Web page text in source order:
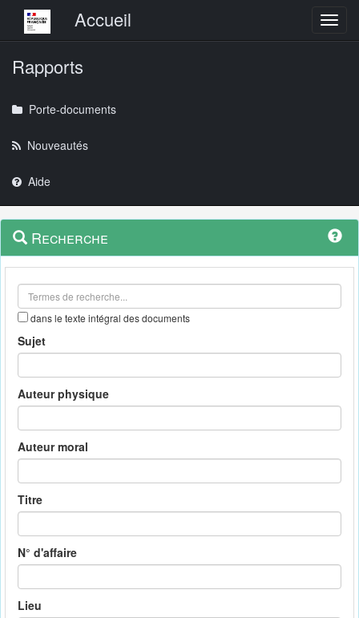
Menu principalAccueil
Rapports
Porte-documents
Nouveautés
Aide
Navigation
outils
Menu
contextuel
Recherche
dans le texte intégral des documents
Sujet
Auteur physique
Auteur moral
Titre
N° d'affaire
Lieu